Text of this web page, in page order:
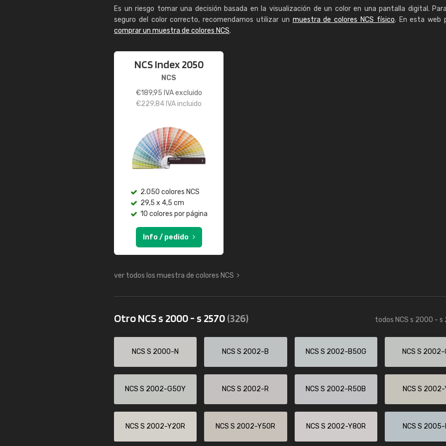
Es un riesgo tomar una decisión basada en la visualización de un color en una pantalla digital.
seguro del color correcto, recomendamos utilizar un muestra de colores NCS físico. En esta web
comprar un muestra de colores NCS.
NCS Index 2050
NCS
€189,95 IVA excluido
€229,84 IVA incluido
2.050 colores NCS
29,5 x 4,5 cm
10 colores por página
Info / pedido
ver todos los muestra de colores NCS
Otro NCS s 2000 - s 2570(326) todos NCS s 2000 - s
NCS S 2000-N NCS S 2002-B NCS S 2002-B50G NCS S 2002-
NCS S 2002-G50Y NCS S 2002-R NCS S 2002-R50B NCS S 2002-
NCS S 2002-Y20R NCS S 2002-Y50R NCS S 2002-Y80R NCS S 2005-